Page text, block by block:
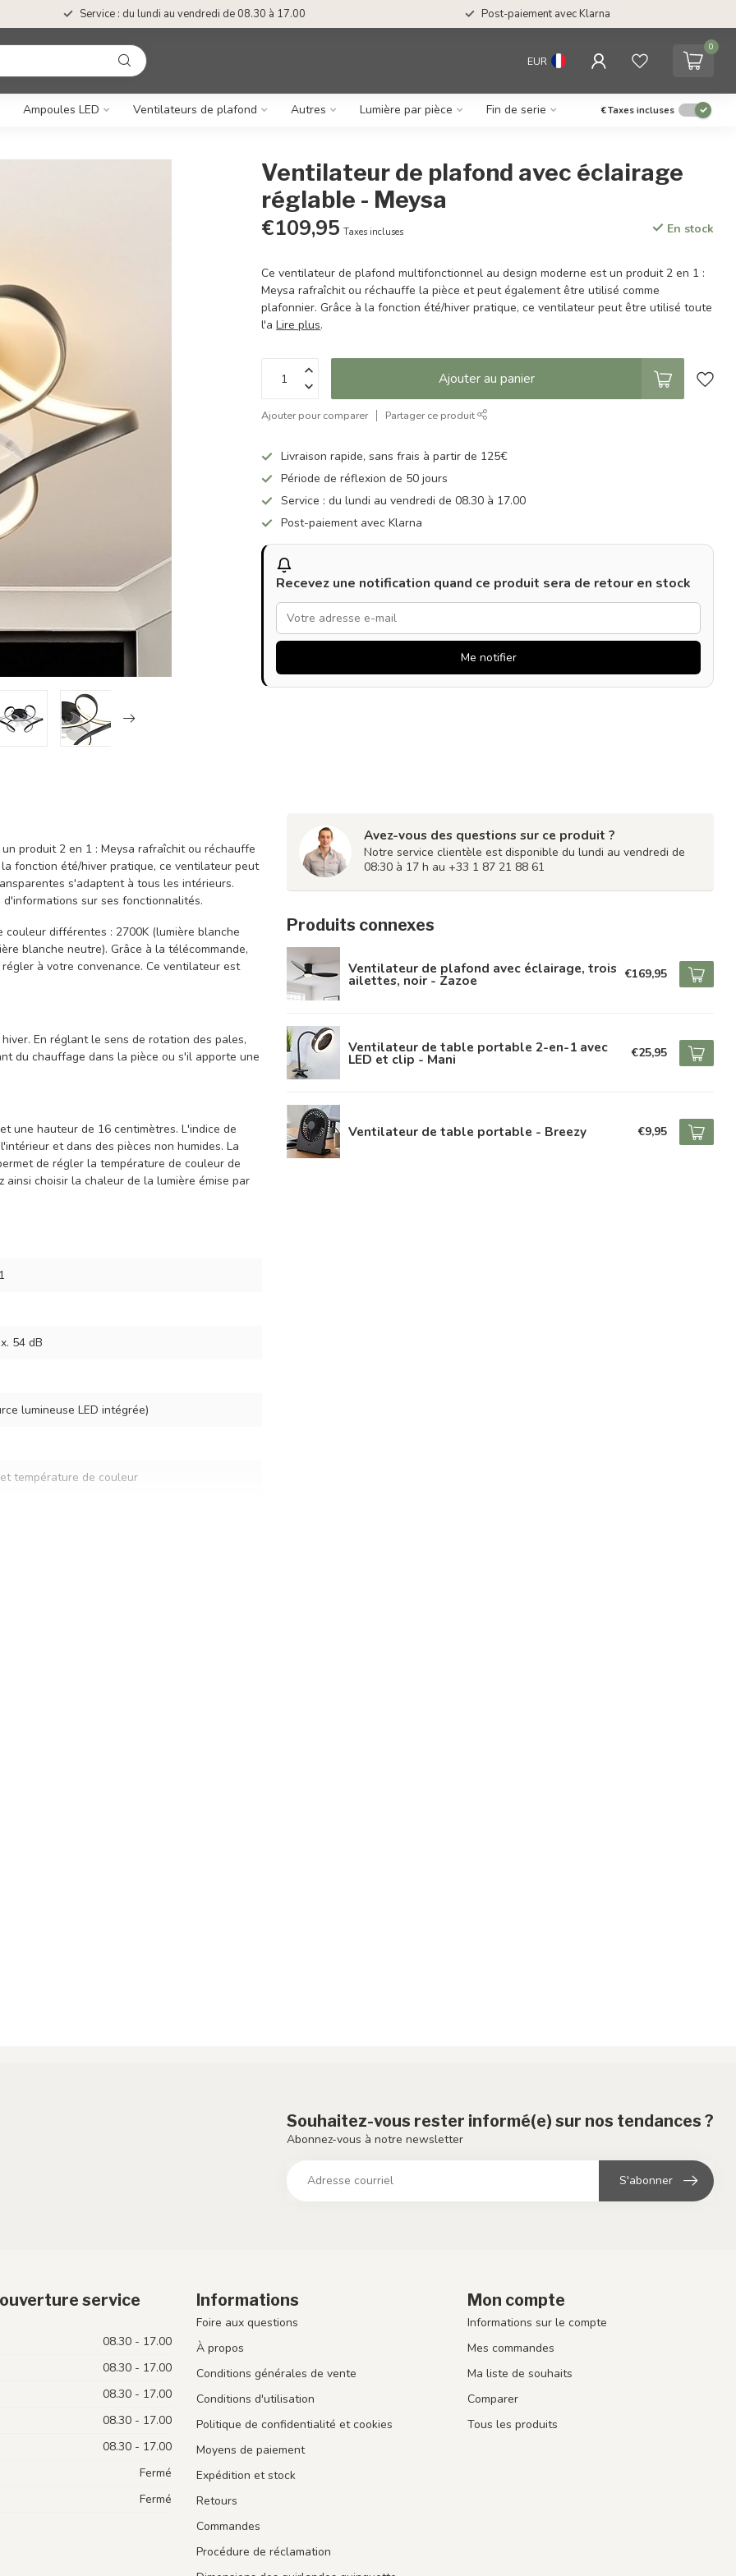
Service : du lundi au vendredi de 08.30 à 17.00 Post-paiement avec Klarna
EUR
0
Ampoules LED Ventilateurs de plafond Autres Lumière par pièce Fin de serie €Taxes incluses
Ventilateur de plafond avec éclairage
réglable - Meysa
€109,95 Taxes incluses En stock
Ce ventilateur de plafond multifonctionnel au design moderne est un produit 2 en 1 :
Meysa rafraîchit ou réchauffe la pièce et peut également être utilisé comme
plafonnier. Grâce à la fonction été/hiver pratique, ce ventilateur peut être utilisé toute
l'aLire plus.
Ajouter au panier
Ajouter pour comparer Partager ce produit
Livraison rapide, sans frais à partir de 125€
Période de réflexion de 50 jours
Service : du lundi au vendredi de 08.30 à 17.00
Post-paiement avec Klarna
Recevez une notification quand ce produit sera de retour en stock
Me notifier
produit 2 en 1 : Meysa rafraîchit ou réchauffe
fonction été/hiver pratique, ce ventilateur peut
s'adaptent à tous les intérieurs.
sur ses fonctionnalités.
différentes : 2700K (lumière blanche
blanche neutre). Grâce à la télécommande,
à votre convenance. Ce ventilateur est
En réglant le sens de rotation des pales,
du chauffage dans la pièce ou s'il apporte une
une hauteur de 16 centimètres. L'indice de
et dans des pièces non humides. La
de régler la température de couleur de
ainsi choisir la chaleur de la lumière émise par
54 dB
lumineuse LED intégrée)
température de couleur
Avez-vous des questions sur ce produit ?
Notre service clientèle est disponible du lundi au vendredi de
08:30 à 17 h au +33 1 87 21 88 61
Produits connexes
Ventilateur de plafond avec éclairage, trois
ailettes, noir - Zazoe €169,95
Ventilateur de table portable 2-en-1 avec
LED et clip - Mani €25,95
Ventilateur de table portable - Breezy €9,95
Souhaitez-vous rester informé(e) sur nos tendances ?
Abonnez-vous à notre newsletter
S'abonner
service
08.30 - 17.00
08.30 - 17.00
08.30 - 17.00
08.30 - 17.00
08.30 - 17.00
Fermé
Fermé
Informations
Foire aux questions
À propos
Conditions générales de vente
Conditions d'utilisation
Politique de confidentialité et cookies
Moyens de paiement
Expédition et stock
Retours
Commandes
Procédure de réclamation
Mon compte
Informations sur le compte
Mes commandes
Ma liste de souhaits
Comparer
Tous les produits